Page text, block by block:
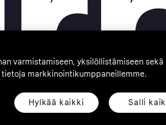
111 34
varmistamiseen, yksilöllistämiseen sekä
markkinointikumppaneillemme.
Hylkää kaikki Salli